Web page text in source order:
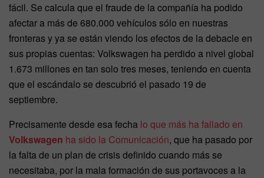
fácil. Se calcula que el fraude de la compañía ha podido
afectar a más de 680.000 vehículos sólo en nuestras
fronteras y ya se están viendo los efectos de la debacle en
sus propias cuentas: Volkswagen ha perdido a nivel global
1.673 millones en tan solo tres meses, teniendo en cuenta
que el escándalo se descubrió el pasado 19 de
septiembre.
Precisamente desde esa fecha lo que más ha fallado en
Volkswagen ha sido la Comunicación, que ha pasado por
la falta de un plan de crisis definido cuando más se
necesitaba, por la mala formación de sus portavoces a la